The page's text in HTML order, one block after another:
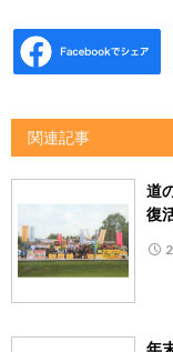
関連記事
道
復
年